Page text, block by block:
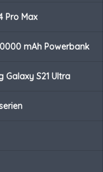
Pro Max
mAh Powerbank
Galaxy S21 Ultra